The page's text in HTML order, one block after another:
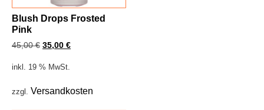
Blush Drops Frosted
Pink
45,00€ 35,00 €
inkl. 19 % MwSt.
zzgl. Versandkosten